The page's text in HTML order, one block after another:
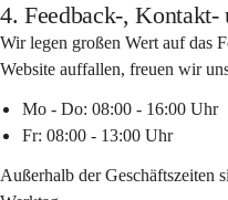
4. Feedback-,
Wir legen großen Wert auf das
Website auffallen, freuen wir
Mo - Do: 08:00 - 16:00 Uhr
Fr: 08:00 - 13:00 Uhr
Außerhalb der Geschäftszeiten